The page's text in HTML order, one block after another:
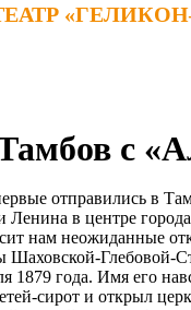
с
отправились в
Ленина в центре
нам неожиданные
Глебовой-
1879 года. Имя его
сирот и открыл